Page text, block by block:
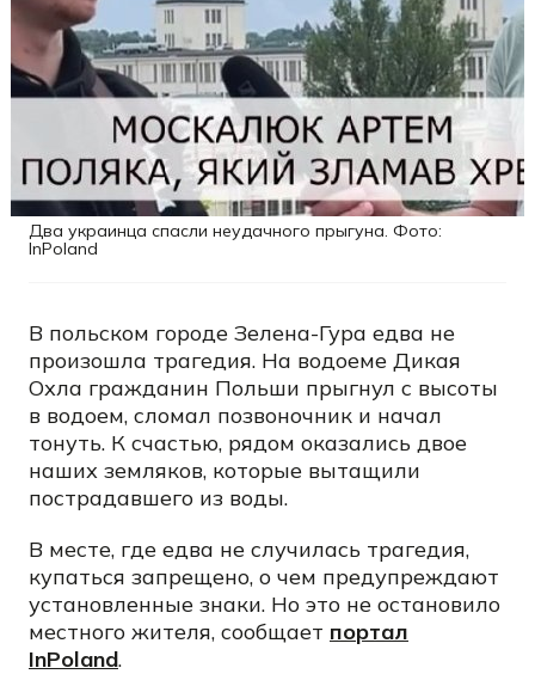
Два украинца спасли неудачного прыгуна. Фото:
InPoland
В польском городе Зелена-Гура едва не
произошла трагедия. На водоеме Дикая
Охла гражданин Польши прыгнул с высоты
в водоем, сломал позвоночник и начал
тонуть. К счастью, рядом оказались двое
наших земляков, которые вытащили
пострадавшего из воды.
В месте, где едва не случилась трагедия,
купаться запрещено, о чем предупреждают
установленные знаки. Но это не остановило
местного жителя, сообщает портал
InPoland.